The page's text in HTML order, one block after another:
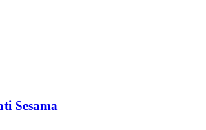
Sesama